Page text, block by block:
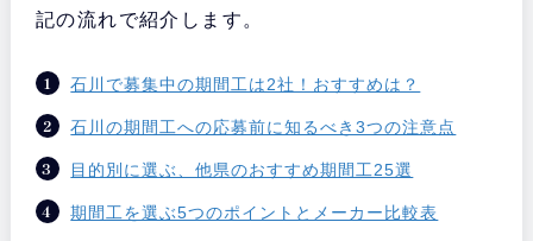
記の流れで紹介します。
石川で募集中の期間工は2社！おすすめは？
石川の期間工への応募前に知るべき3つの注意点
目的別に選ぶ、他県のおすすめ期間工25選
期間工を選ぶ5つのポイントとメーカー比較表